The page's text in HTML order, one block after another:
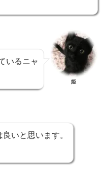
いるニャ
姫
いと思います。